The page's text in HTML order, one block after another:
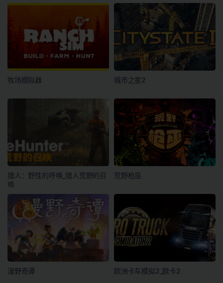
牧场模拟器 城市之星2
猎人：野性的呼唤_猎人荒野的召
唤
荒野枪巫
漫野奇谭 欧洲卡车模拟2_欧卡2